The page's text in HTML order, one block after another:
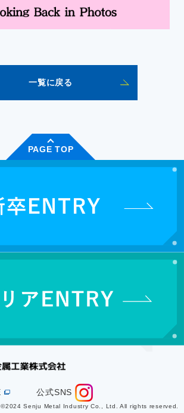
一覧に戻る
PAGE TOP
公式SNS
©2024 Senju Metal Industry Co., Ltd. All rights reserved.